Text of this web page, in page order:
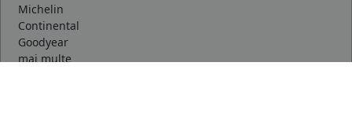
Michelin
Continental
Goodyear
mai multe